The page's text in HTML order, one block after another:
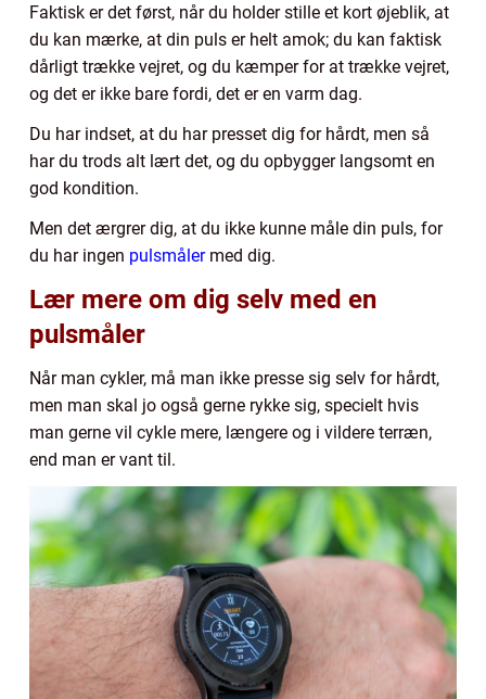
Faktisk er det først, når du holder stille et kort øjeblik, at
du kan mærke, at din puls er helt amok; du kan faktisk
dårligt trække vejret, og du kæmper for at trække vejret,
og det er ikke bare fordi, det er en varm dag.
Du har indset, at du har presset dig for hårdt, men så
har du trods alt lært det, og du opbygger langsomt en
god kondition.
Men det ærgrer dig, at du ikke kunne måle din puls, for
du har ingen pulsmålermed dig.
Lær mere om dig selv med en
pulsmåler
Når man cykler, må man ikke presse sig selv for hårdt,
men man skal jo også gerne rykke sig, specielt hvis
man gerne vil cykle mere, længere og i vildere terræn,
end man er vant til.